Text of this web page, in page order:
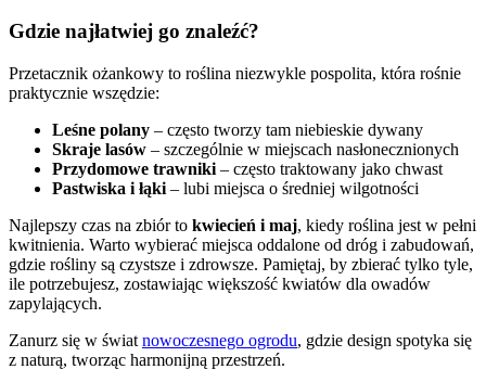
Gdzie najłatwiej go znaleźć?
Przetacznik ożankowy to roślina niezwykle pospolita, która rośnie
praktycznie wszędzie:
Leśne polany – często tworzy tam niebieskie dywany
Skraje lasów – szczególnie w miejscach nasłonecznionych
Przydomowe trawniki – często traktowany jako chwast
Pastwiska i łąki – lubi miejsca o średniej wilgotności
Najlepszy czas na zbiór to kwiecień i maj, kiedy roślina jest w pełni
kwitnienia. Warto wybierać miejsca oddalone od dróg i zabudowań,
gdzie rośliny są czystsze i zdrowsze. Pamiętaj, by zbierać tylko tyle,
ile potrzebujesz, zostawiając większość kwiatów dla owadów
zapylających.
Zanurz się w świat nowoczesnego ogrodu, gdzie design spotyka się
z naturą, tworząc harmonijną przestrzeń.